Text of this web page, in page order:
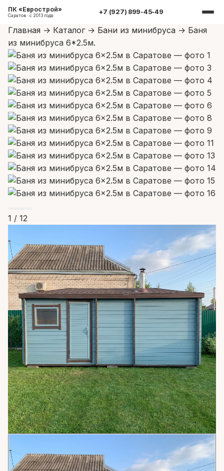
ПК «Еврострой»
Саратов · с 2013 года +7 (927) 899-45-49
Главная → Каталог→ Бани из минибруса → Баня
из минибруса 6*2.5м.
1 / 12